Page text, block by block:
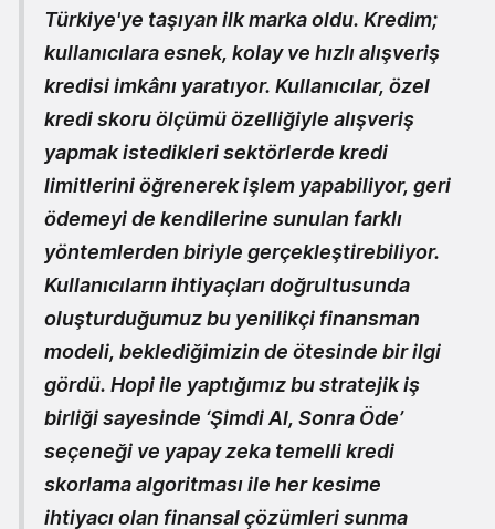
Türkiye'ye taşıyan ilk marka oldu. Kredim;
kullanıcılara esnek, kolay ve hızlı alışveriş
kredisi imkânı yaratıyor. Kullanıcılar, özel
kredi skoru ölçümü özelliğiyle alışveriş
yapmak istedikleri sektörlerde kredi
limitlerini öğrenerek işlem yapabiliyor, geri
ödemeyi de kendilerine sunulan farklı
yöntemlerden biriyle gerçekleştirebiliyor.
Kullanıcıların ihtiyaçları doğrultusunda
oluşturduğumuz bu yenilikçi finansman
modeli, beklediğimizin de ötesinde bir ilgi
gördü. Hopi ile yaptığımız bu stratejik iş
birliği sayesinde ‘Şimdi Al, Sonra Öde’
seçeneği ve yapay zeka temelli kredi
skorlama algoritması ile her kesime
ihtiyacı olan finansal çözümleri sunma